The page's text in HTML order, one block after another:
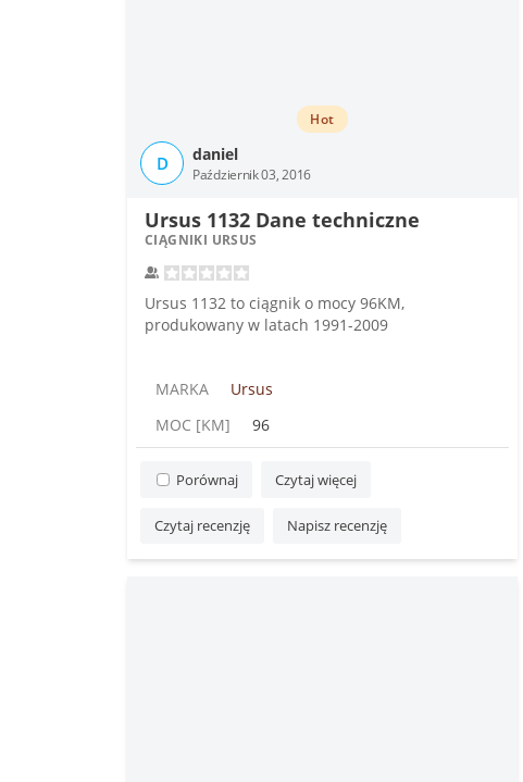
D daniel
Październik 03, 2016
Hot
Ursus 1132 Dane techniczne
CIĄGNIKI URSUS
Ursus 1132 to ciągnik o mocy 96KM,
produkowany w latach 1991-2009
MARKA
Ursus
MOC [KM]
96
Porównaj Czytaj więcej
Czytaj recenzję Napisz recenzję